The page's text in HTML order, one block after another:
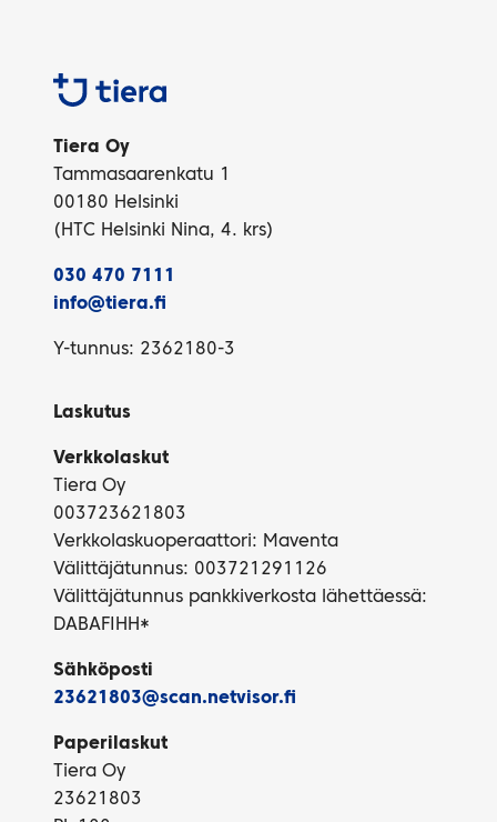
Tiera
Tiera Oy
Tammasaarenkatu 1
00180 Helsinki
(HTC Helsinki Nina, 4. krs)
030 470 7111
info@tiera.fi
Y-tunnus: 2362180-3
Laskutus
Verkkolaskut
Tiera Oy
003723621803
Verkkolaskuoperaattori: Maventa
Välittäjätunnus: 003721291126
Välittäjätunnus pankkiverkosta lähettäessä:
DABAFIHH*
Sähköposti
23621803@scan.netvisor.fi
Paperilaskut
Tiera Oy
23621803